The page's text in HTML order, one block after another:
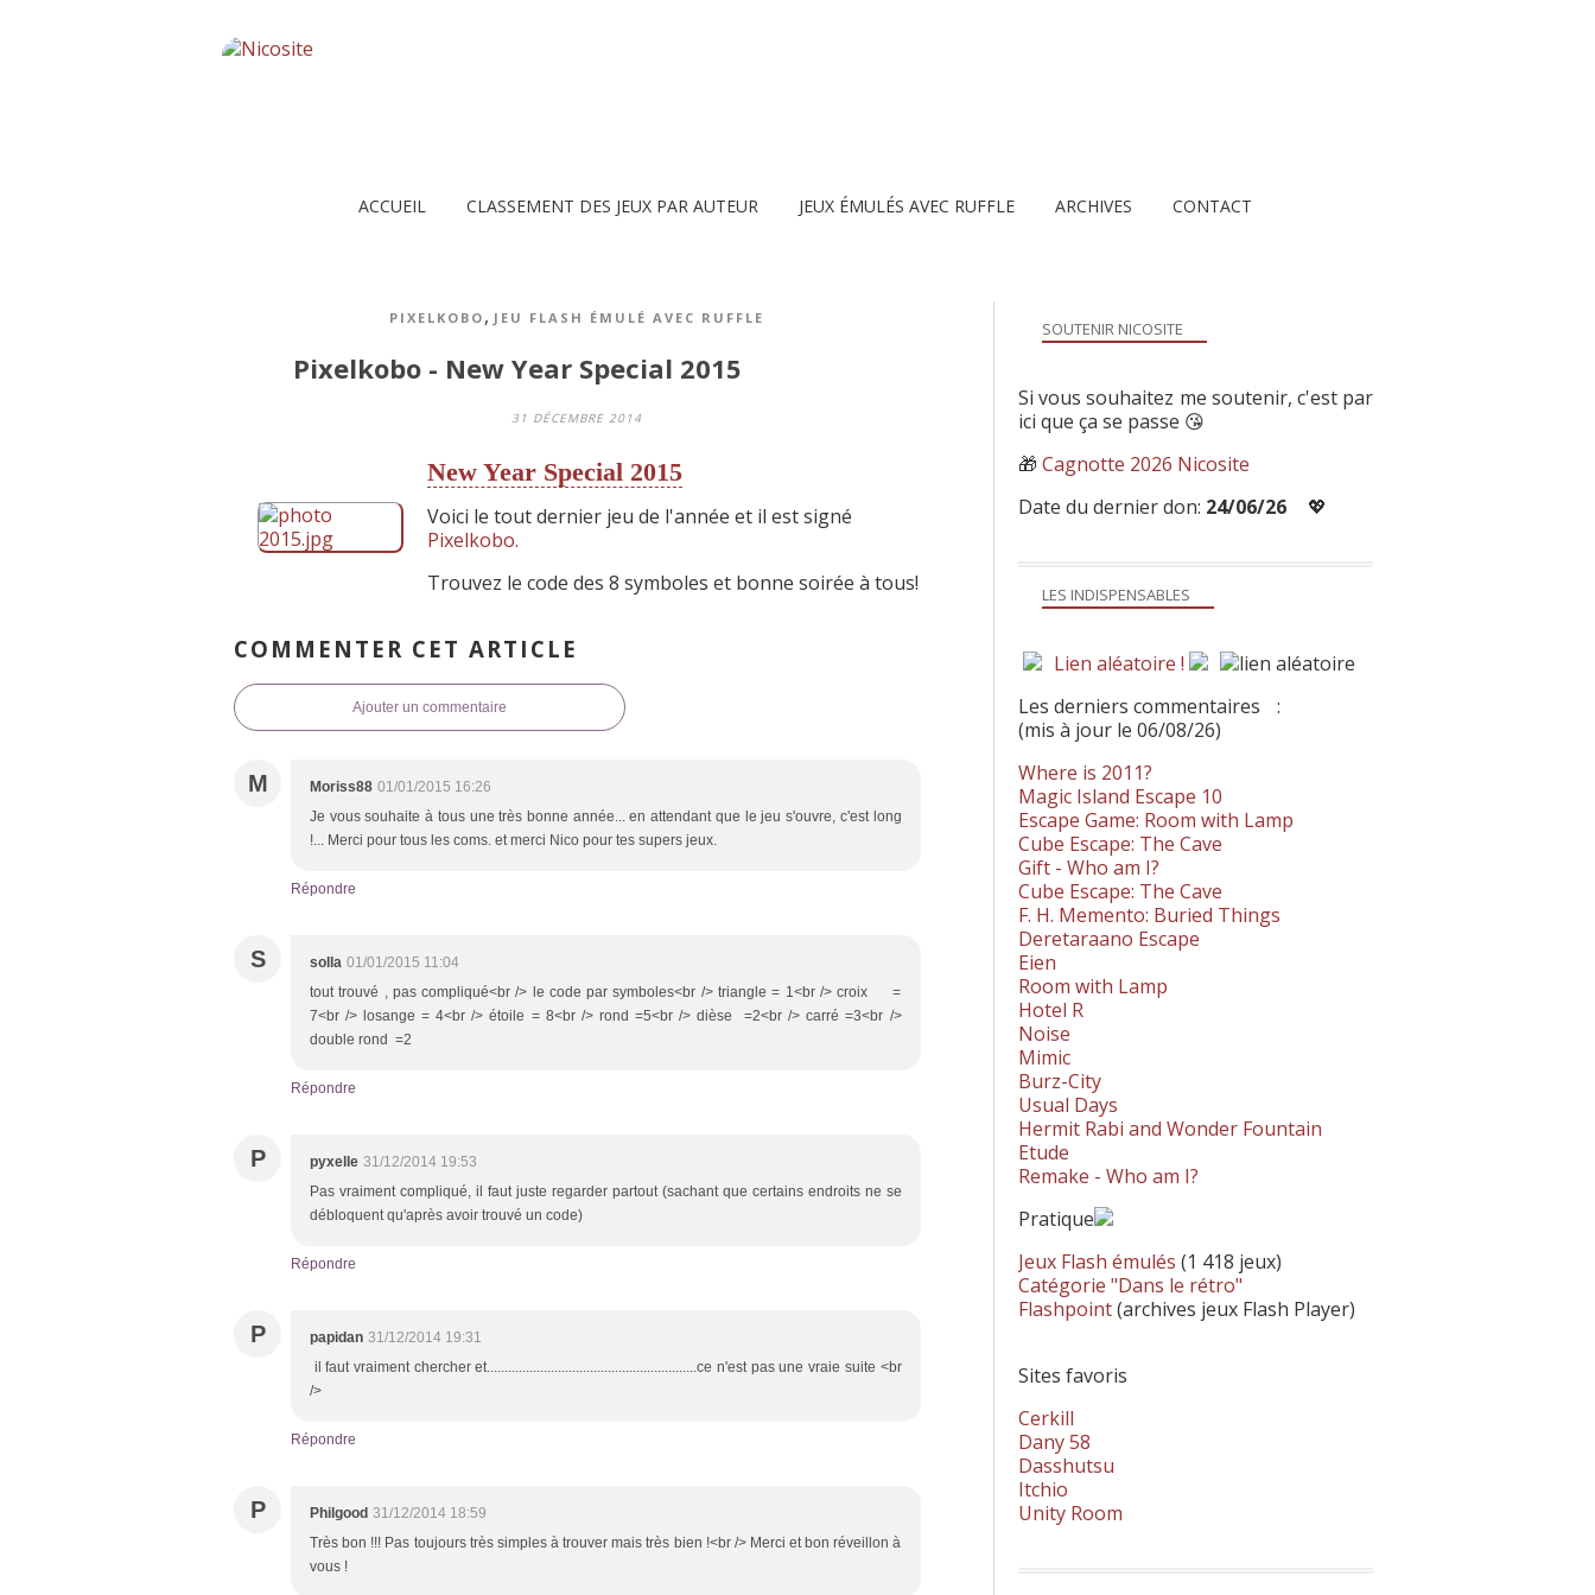
ACCUEIL CLASSEMENT DES JEUX PAR AUTEUR JEUX ÉMULÉS AVEC RUFFLE ARCHIVES CONTACT
PIXELKOBO , JEU FLASH ÉMULÉ AVEC RUFFLE
Pixelkobo - New Year Special 2015
31 DÉCEMBRE 2014
New Year Special 2015
Voici le tout dernier jeu de l'année et il est signé
Pixelkobo.
Trouvez le code des 8 symboles et bonne soirée à tous!
COMMENTER CET ARTICLE
Ajouter un commentaire
M Moriss88 01/01/2015 16:26
Je vous souhaite à tous une très bonne année... en attendant que le jeu s'ouvre, c'est long
!... Merci pour tous les coms. et merci Nico pour tes supers jeux.
Répondre
S solla 01/01/2015 11:04
tout trouvé , pas compliqué<br /> le code par symboles<br /> triangle = 1<br /> croix =
7<br /> losange = 4<br /> étoile = 8<br /> rond =5<br /> dièse =2<br /> carré =3<br />
double rond =2
Répondre
P pyxelle 31/12/2014 19:53
Pas vraiment compliqué, il faut juste regarder partout (sachant que certains endroits ne se
débloquent qu'après avoir trouvé un code)
Répondre
P papidan 31/12/2014 19:31
il faut vraiment chercher et...........................................................ce n'est pas une vraie suite <br
/>
Répondre
P Philgood 31/12/2014 18:59
Très bon !!! Pas toujours très simples à trouver mais très bien !<br /> Merci et bon réveillon à
vous !
LES INDISPENSABLES
Lien aléatoire !
Les derniers commentaires
:
(mis à jour le 06/08/26)
Where is 2011?
Magic Island Escape 10
Escape Game: Room with Lamp
Cube Escape: The Cave
Gift - Who am I?
Cube Escape: The Cave
F. H. Memento: Buried Things
Deretaraano Escape
Eien
Room with Lamp
Hotel R
Noise
Mimic
Burz-City
Usual Days
Hermit Rabi and Wonder Fountain
Etude
Remake - Who am I?
Pratique
Jeux Flash émulés (1 418 jeux)
Catégorie "Dans le rétro"
Flashpoint(archives jeux Flash Player)
Sites favoris
Cerkill
Dany 58
Dasshutsu
Itchio
Unity Room
SOUTENIR NICOSITE
Si vous souhaitez me soutenir, c'est par
ici que ça se passe 😘
🎁 Cagnotte 2026 Nicosite
Date du dernier don: 24/06/26 💖